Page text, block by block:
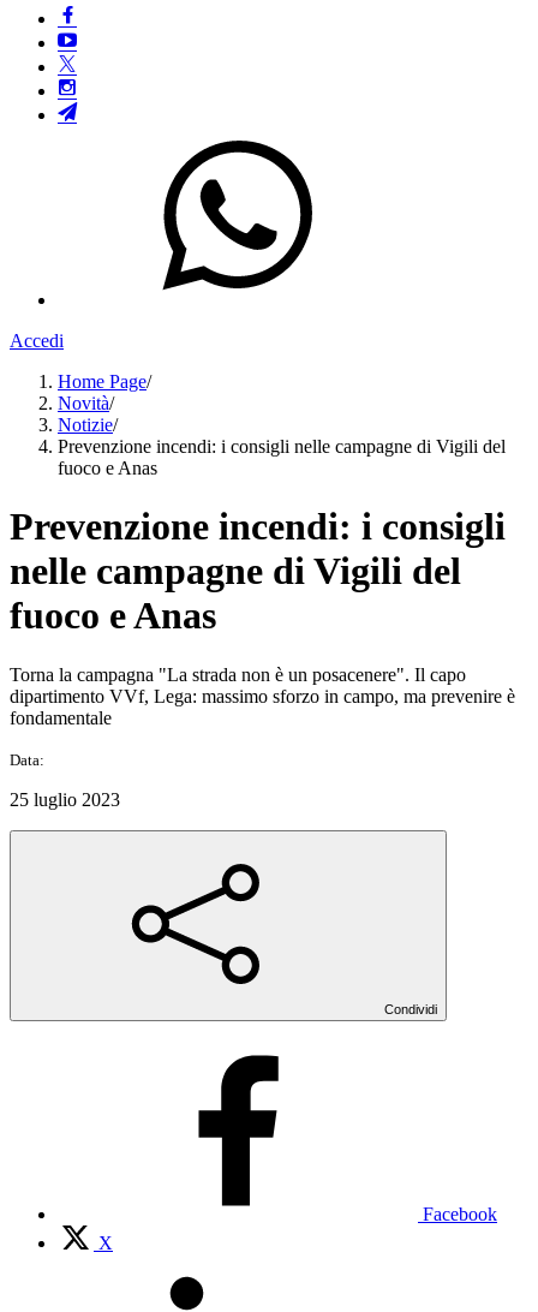
Accedi
Home Page/
Novità/
Notizie/
Prevenzione incendi: i consigli nelle campagne di Vigili del
fuoco e Anas
Prevenzione incendi: i consigli
nelle campagne di Vigili del
fuoco e Anas
Torna la campagna "La strada non è un posacenere". Il capo
dipartimento VVf, Lega: massimo sforzo in campo, ma prevenire è
fondamentale
Data:
25 luglio 2023
Condividi
Facebook
X